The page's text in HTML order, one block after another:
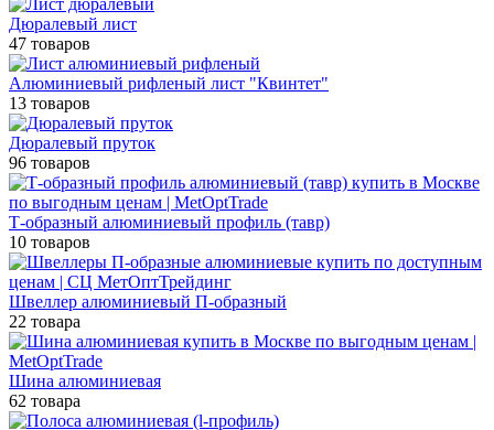
Дюралевый лист
47 товаров
Алюминиевый рифленый лист "Квинтет"
13 товаров
Дюралевый пруток
96 товаров
Т-образный алюминиевый профиль (тавр)
10 товаров
Швеллер алюминиевый П-образный
22 товара
Шина алюминиевая
62 товара